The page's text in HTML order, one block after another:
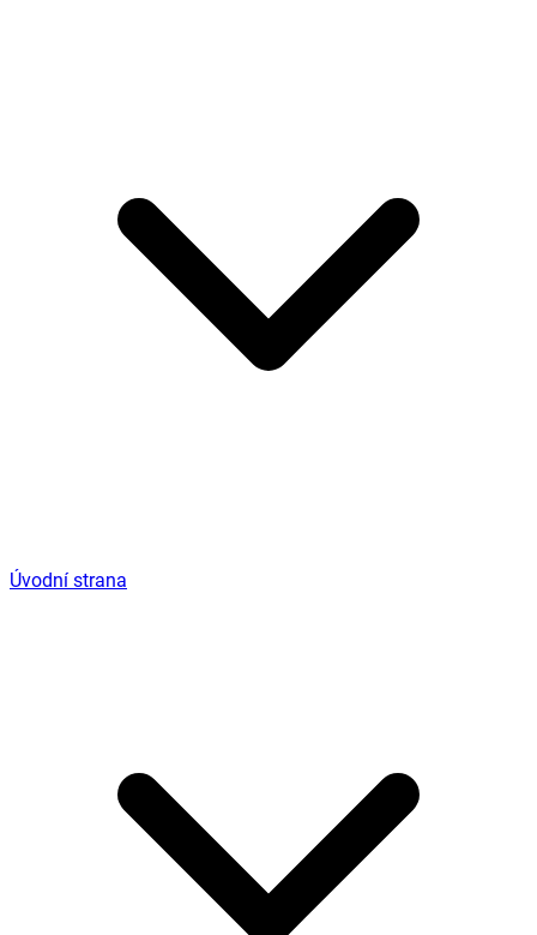
Úvodní strana